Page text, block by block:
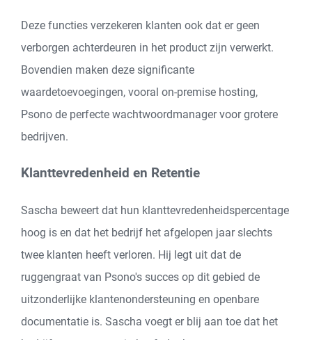
Deze functies verzekeren klanten ook dat er geen
verborgen achterdeuren in het product zijn verwerkt.
Bovendien maken deze significante
waardetoevoegingen, vooral on-premise hosting,
Psono de perfecte wachtwoordmanager voor grotere
bedrijven.
Klanttevredenheid en Retentie
Sascha beweert dat hun klanttevredenheidspercentage
hoog is en dat het bedrijf het afgelopen jaar slechts
twee klanten heeft verloren. Hij legt uit dat de
ruggengraat van Psono's succes op dit gebied de
uitzonderlijke klantenondersteuning en openbare
documentatie is. Sascha voegt er blij aan toe dat het